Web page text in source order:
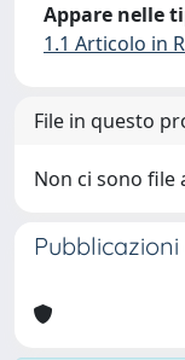
Appare nelle
1.1 Articolo in
File in questo
Non ci sono file